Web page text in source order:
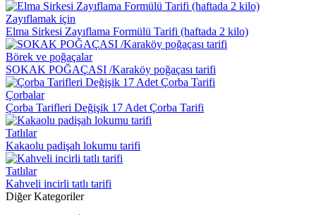
Zayıflamak için
Elma Sirkesi Zayıflama Formülü Tarifi (haftada 2 kilo)
Börek ve poğaçalar
SOKAK POĞAÇASI /Karaköy poğaçası tarifi
Çorbalar
Çorba Tarifleri Değişik 17 Adet Çorba Tarifi
Tatlılar
Kakaolu padişah lokumu tarifi
Tatlılar
Kahveli incirli tatlı tarifi
Diğer Kategoriler